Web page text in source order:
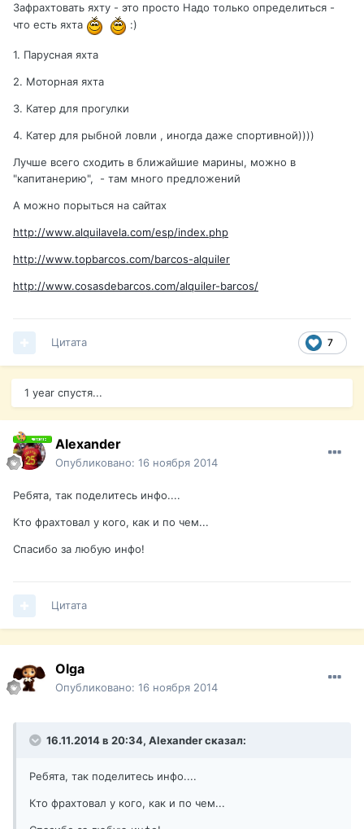
Зафрахтовать яхту - это просто Надо только определиться -
что есть яхта
:)
1. Парусная яхта
2. Моторная яхта
3. Катер для прогулки
4. Катер для рыбной ловли , иногда даже спортивной))))
Лучше всего сходить в ближайшие марины, можно в
"капитанерию", - там много предложений
А можно порыться на сайтах
http://www.alquilavela.com/esp/index.php
http://www.topbarcos.com/barcos-alquiler
http://www.cosasdebarcos.com/alquiler-barcos/
7
Цитата
1 year спустя...
Alexander
Опубликовано: 16 ноября 2014
Ребята, так поделитесь инфо....
Кто фрахтовал у кого, как и по чем...
Спасибо за любую инфо!
Цитата
Olga
Опубликовано: 16 ноября 2014
16.11.2014 в 20:34, Alexander сказал:
Ребята, так поделитесь инфо....
Кто фрахтовал у кого, как и по чем...